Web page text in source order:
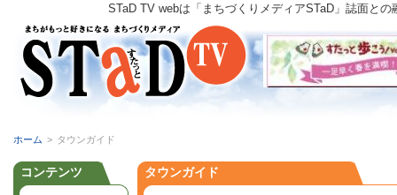
STaD TV webは「まちづくりメディアSTaD」誌面と
ホーム > タウンガイド
タウンガイド
コンテンツ